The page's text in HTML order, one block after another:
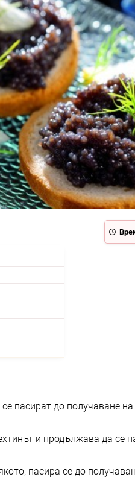
пасират до получаване
и продължава да се
пасира се до